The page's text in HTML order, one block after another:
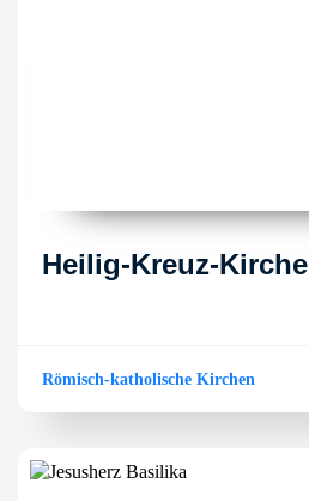
Heilig-Kreuz-Kirche
Römisch-katholische Kirchen